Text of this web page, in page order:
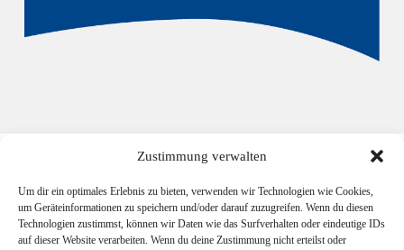
Zustimmung verwalten
Um dir ein optimales Erlebnis zu bieten, verwenden wir Technologien wie Cookies,
um Geräteinformationen zu speichern und/oder darauf zuzugreifen. Wenn du diesen
Technologien zustimmst, können wir Daten wie das Surfverhalten oder eindeutige IDs
auf dieser Website verarbeiten. Wenn du deine Zustimmung nicht erteilst oder
Planungsbüro Patt
Schillerstraße 15
21335 Lüneburg